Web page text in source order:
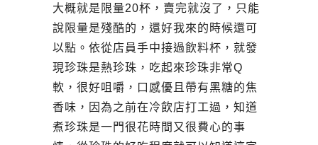
大概就是限量20杯，賣完就沒了，只能
說限量是殘酷的，還好我來的時候還可
以點。依從店員手中接過飲料杯，就發
現珍珠是熱珍珠，吃起來珍珠非常Q
軟，很好咀嚼，口感優且帶有黑糖的焦
香味，因為之前在冷飲店打工過，知道
煮珍珠是一門很花時間又很費心的事